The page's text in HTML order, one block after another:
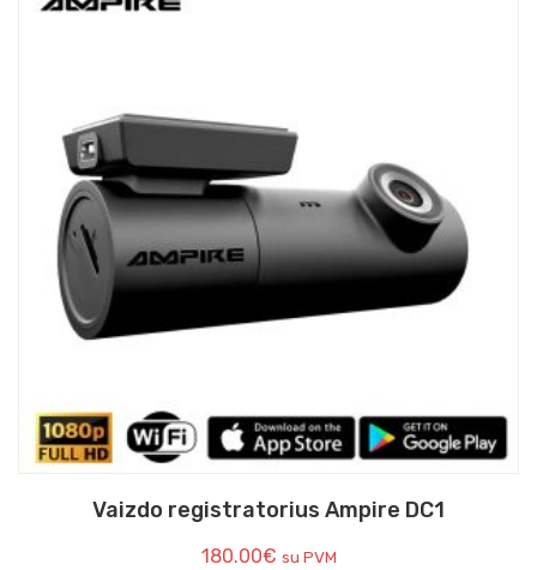
Vaizdo registratorius Ampire DC1
180.00€ su PVM